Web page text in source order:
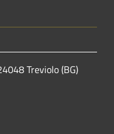
Treviolo (BG)